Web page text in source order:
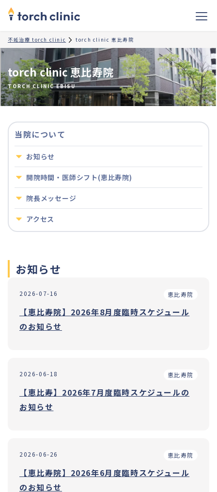
不妊治療 torch clinic torch clinic 恵比寿院
torch clinic 恵比寿院
TORCH CLINIC EBISU
当院について
お知らせ
開院時間・医師シフト(恵比寿院)
院長メッセージ
アクセス
お知らせ
2026-07-16 恵比寿院
【恵比寿院】2026年8月度臨時スケジュール
のお知らせ
2026-06-18 恵比寿院
【恵比寿】2026年7月度臨時スケジュールの
お知らせ
2026-06-26 恵比寿院
【恵比寿院】2026年6月度臨時スケジュール
のお知らせ